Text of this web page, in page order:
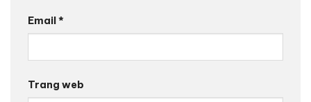
Email*
Trang web